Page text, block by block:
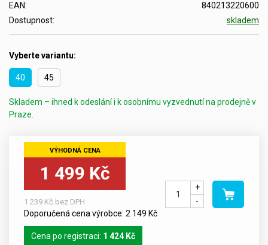
840213220600
EAN:
skladem
Dostupnost:
Vyberte variantu:
40 45
Skladem – ihned k odeslání i k osobnímu vyzvednutí na prodejně v
Praze.
1 499 Kč
1 239 Kč bez DPH
Doporučená cena výrobce: 2 149 Kč
Cena po registraci: 1 424 Kč
+
-